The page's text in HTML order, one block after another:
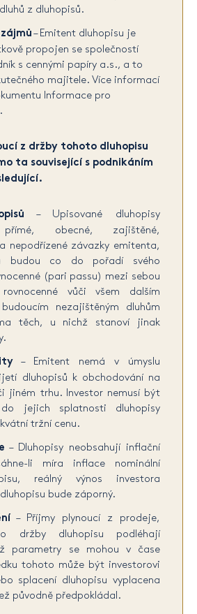
z dluhopisů.
– Emitent dluhopisu je
propojen se společností
s cennými papíry a.s., a to
majitele. Více informací
Informace pro
.
z držby tohoto dluhopisu
ta související s podnikáním
– Upisované dluhopisy
přímé, obecné, zajištěné,
nepodřízené závazky emitenta,
budou co do pořadí svého
(pari passu) mezi sebou
vůči všem dalším
nezajištěným dluhům
těch, u nichž stanoví jinak
– Emitent nemá v úmyslu
dluhopisů k obchodování na
jiném trhu. Investor nemusí být
jejich splatnosti dluhopisy
tržní cenu.
– Dluhopisy neobsahují inflační
li míra inflace nominální
reálný výnos investora
bude záporný.
– Příjmy plynoucí z prodeje,
držby dluhopisu podléhají
parametry se mohou v čase
tohoto může být investorovi
splacení dluhopisu vyplacena
původně předpokládal.